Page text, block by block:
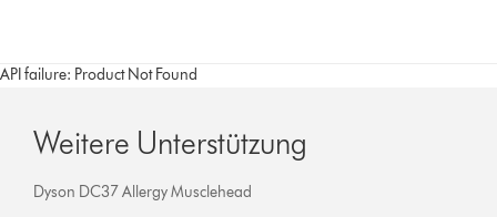
API failure: Product Not Found
Weitere Unterstützung
Dyson DC37 Allergy Musclehead